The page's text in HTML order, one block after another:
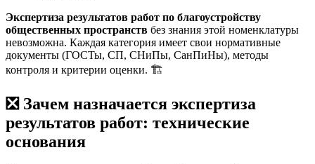
Экспертиза результатов работ по благоустройству
общественных пространств без знания этой номенклатуры
невозможна. Каждая категория имеет свои нормативные
документы (ГОСТы, СП, СНиПы, СанПиНы), методы
контроля и критерии оценки. 🏗️
❎ Зачем назначается экспертиза
результатов работ: технические
основания